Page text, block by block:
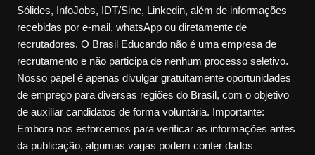
Sólides, InfoJobs, IDT/Sine, Linkedin, além de informações
recebidas por e-mail, whatsApp ou diretamente de
recrutadores. O Brasil Educando não é uma empresa de
recrutamento e não participa de nenhum processo seletivo.
Nosso papel é apenas divulgar gratuitamente oportunidades
de emprego para diversas regiões do Brasil, com o objetivo
de auxiliar candidatos de forma voluntária. Importante:
Embora nos esforcemos para verificar as informações antes
da publicação, algumas vagas podem conter dados